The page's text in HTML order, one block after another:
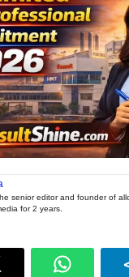
senior editor and founder of
for 2 years.